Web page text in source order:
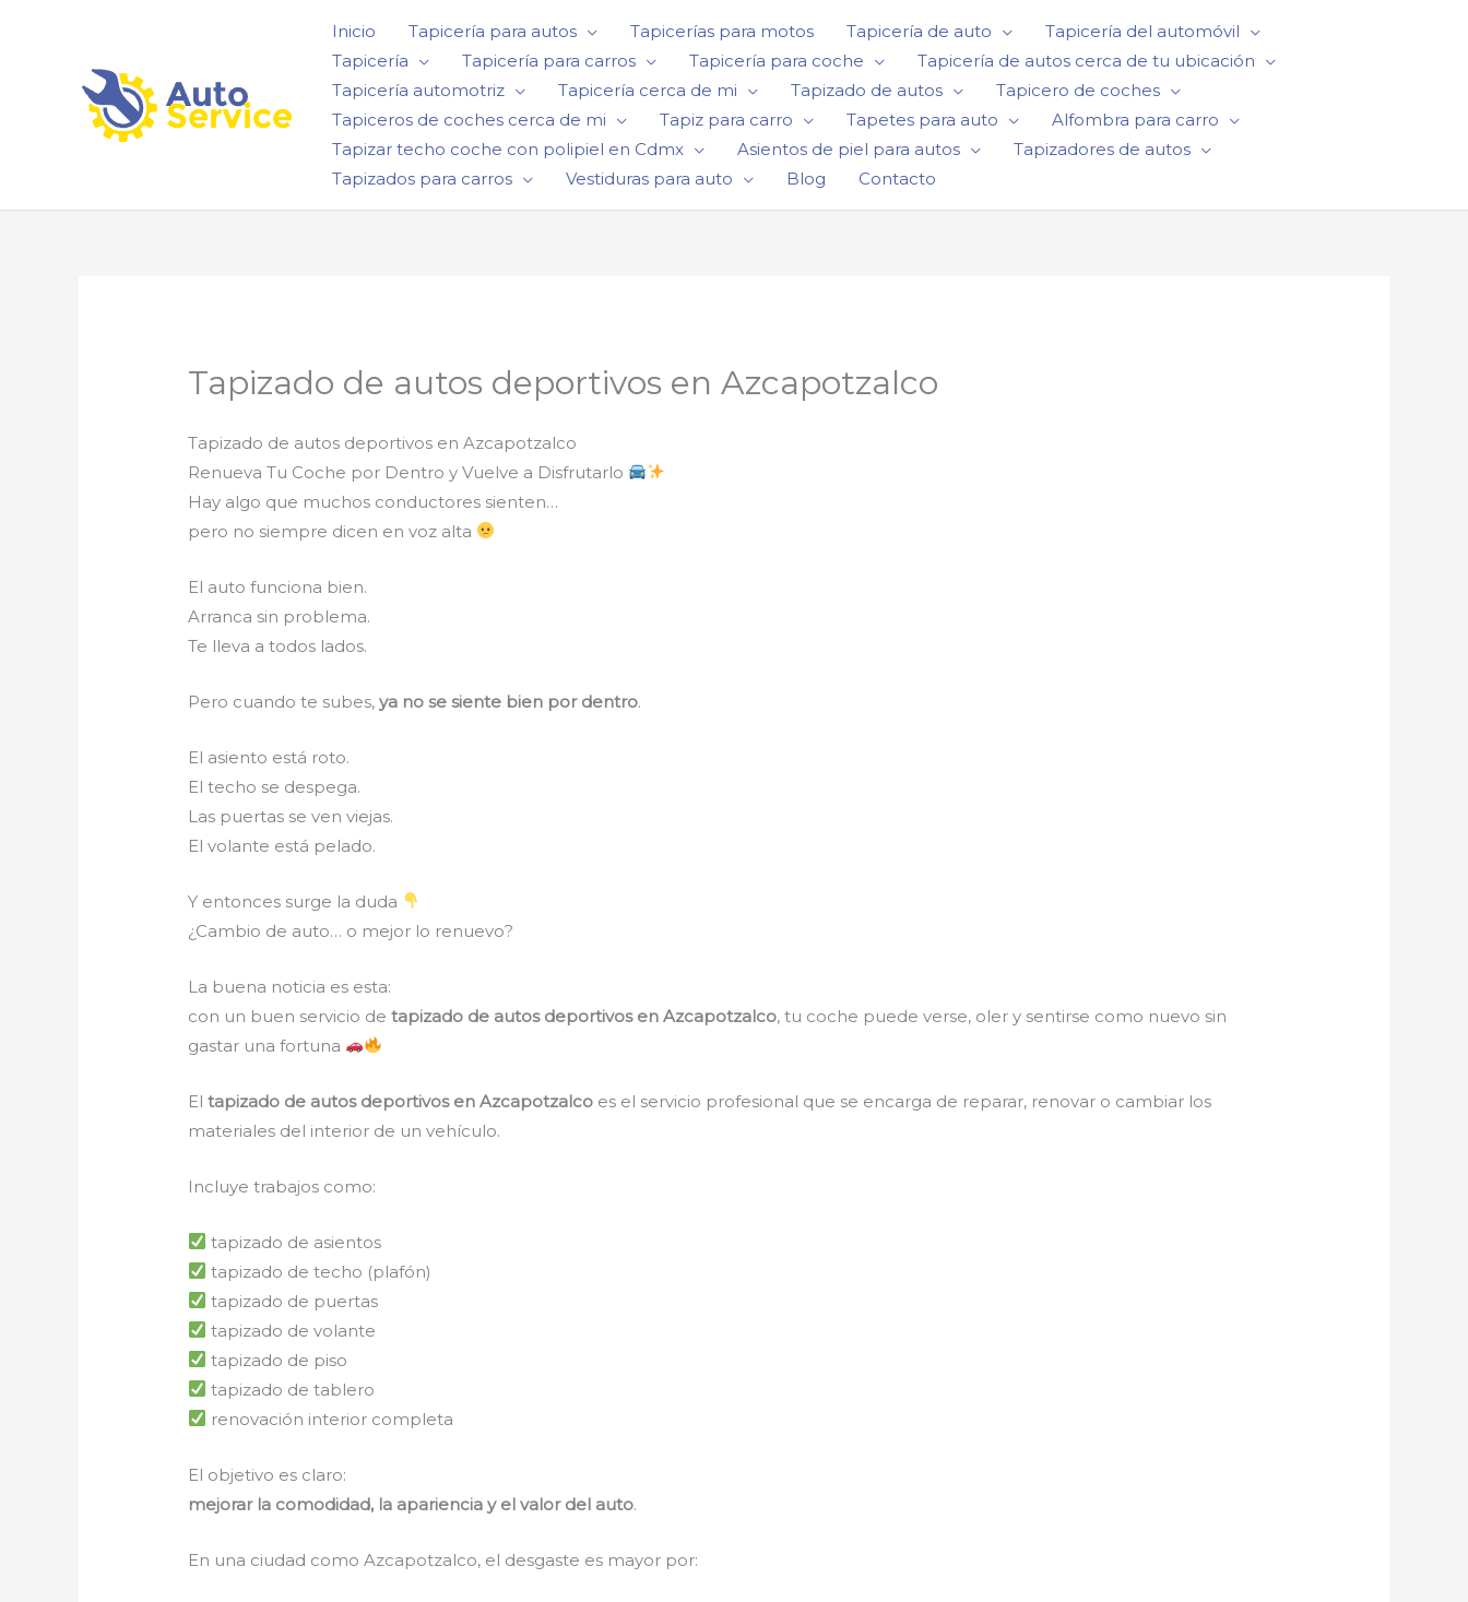
Inicio Tapicería para autos Tapicerías para motos Tapicería de auto
Tapicería del automóvil
Tapicería
Tapicería para carros Tapicería para coche
Tapicería de autos cerca de tu ubicación
Tapicería automotriz
Tapicería cerca de mi Tapizado de autos
Tapicero de coches
Tapiceros de coches cerca de mi
Tapiz para carro Tapetes para auto
Alfombra para carro
Tapizar techo coche con polipiel en Cdmx
Asientos de piel para autos
Tapizadores de autos
Tapizados para carros
Vestiduras para auto Blog Contacto
Tapizado de autos deportivos en Azcapotzalco
Tapizado de autos deportivos en Azcapotzalco
Renueva Tu Coche por Dentro y Vuelve a Disfrutarlo
Hay algo que muchos conductores sienten…
pero no siempre dicen en voz alta
El auto funciona bien.
Arranca sin problema.
Te lleva a todos lados.
Pero cuando te subes,ya no se siente bien por dentro.
El asiento está roto.
El techo se despega.
Las puertas se ven viejas.
El volante está pelado.
Y entonces surge la duda
¿Cambio de auto… o mejor lo renuevo?
La buena noticia es esta:
con un buen servicio detapizado de autos deportivos en Azcapotzalco, tu coche puede verse, oler y sentirse como nuevo sin
gastar una fortuna
Eltapizado de autos deportivos en Azcapotzalco es el servicio profesional que se encarga de reparar, renovar o cambiar los
materiales del interior de un vehículo.
Incluye trabajos como:
tapizado de asientos
tapizado de techo (plafón)
tapizado de puertas
tapizado de volante
tapizado de piso
tapizado de tablero
renovación interior completa
El objetivo es claro:
mejorar la comodidad, la apariencia y el valor del auto.
En una ciudad como Azcapotzalco, el desgaste es mayor por: